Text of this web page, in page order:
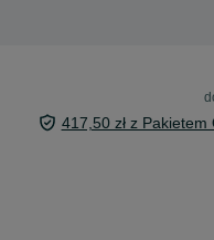
417,50 zł z Pakietem